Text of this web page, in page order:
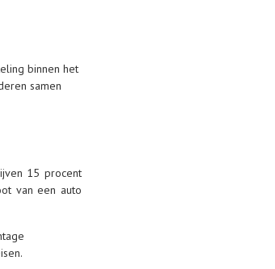
binnen het
samen
15 procent
van een auto